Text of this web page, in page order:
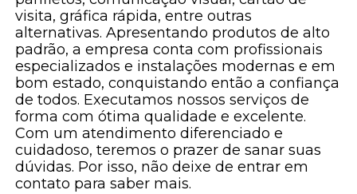
visita, gráfica rápida, entre outras
alternativas. Apresentando produtos de alto
padrão, a empresa conta com profissionais
especializados e instalações modernas e em
bom estado, conquistando então a confiança
de todos. Executamos nossos serviços de
forma com ótima qualidade e excelente.
Com um atendimento diferenciado e
cuidadoso, teremos o prazer de sanar suas
dúvidas. Por isso, não deixe de entrar em
contato para saber mais.